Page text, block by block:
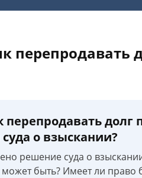
перепродавать
долг
о взыскании?
решение суда о
может быть? Имеет ли право